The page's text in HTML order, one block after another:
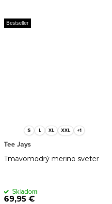
Bestseller
S L XL XXL +1
Tmavomodrý merino sveter
Tee Jays
69,95 €
Skladom